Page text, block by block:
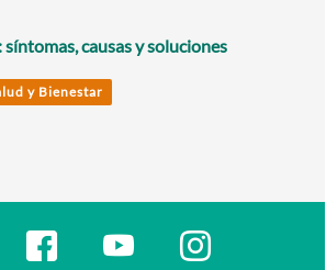
síntomas, causas y soluciones
y Bienestar
a a la red social. Abre ventana nueva
Ir a a la red social. Abre ventana
Ir a a la red social. Abre
Ir a a la red